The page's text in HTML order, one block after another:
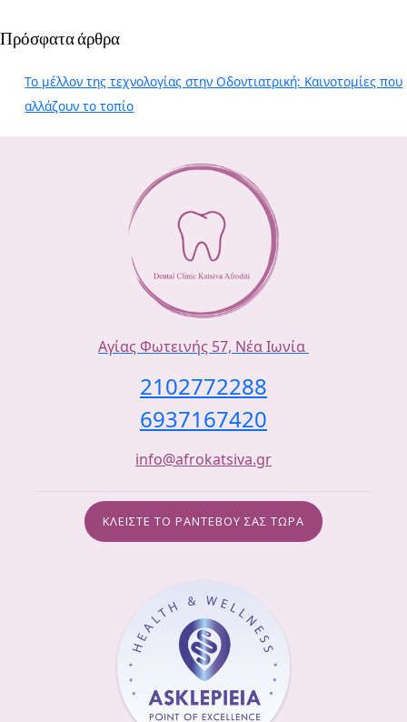
Πρόσφατα άρθρα
Το μέλλον της τεχνολογίας στην Οδοντιατρική: Καινοτομίες που
αλλάζουν το τοπίο
Αγίας Φωτεινής 57, Νέα Ιωνία
2102772288
6937167420
info@afrokatsiva.gr
ΚΛΕΙΣΤΕ ΤΟ ΡΑΝΤΕΒΟΥ ΣΑΣ ΤΩΡΑ